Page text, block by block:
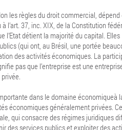
les règles du droit commercial,
l’art. 37, inc. XIX, de la Constitution
l’Etat détient la majorité du capital.
(qui ont, au Brésil, une portée
des activités économiques. La
pas que l’entreprise est une
dans le domaine économiqueà
économiques généralement privées.
qui consacre des régimes juridiques
des services publics et exploiter des